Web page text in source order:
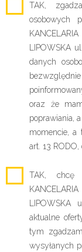
TAK,
osobowych
LIPOWSKA
danych
oraz że
poprawiania,
momencie, a
art. 13
TAK, chcę
aktualne
tym
wysyłanych